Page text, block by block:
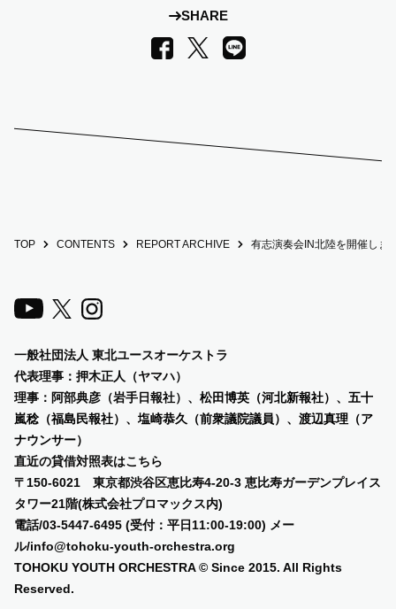
SHARE
Facebook
X LINE
TOP CONTENTS REPORT ARCHIVE 有志演奏会IN北陸を開催しま
一般社団法人 東北ユースオーケストラ
代表理事：押木正人（ヤマハ）
理事：阿部典彦（岩手日報社）、 松田博英（河北新報社）、五十
嵐稔（福島民報社）、塩崎恭久（前衆議院議員）、渡辺真理（ア
ナウンサー）
直近の貸借対照表はこちら
〒150-6021 東京都渋谷区恵比寿4-20-3 恵比寿ガーデンプレイス
タワー21階(株式会社プロマックス内)
電話/03-5447-6495 (受付：平日11:00-19:00) メー
ル/info@tohoku-youth-orchestra.org
TOHOKU YOUTH ORCHESTRA © Since 2015. All Rights
Reserved.